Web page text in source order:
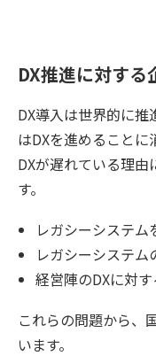
DX推進に対する
DX導入は世界的に
はDXを進めること
DXが遅れている理
す。
レガシーシステ
レガシーシステ
経営陣のDXに対
これらの問題から、
います。